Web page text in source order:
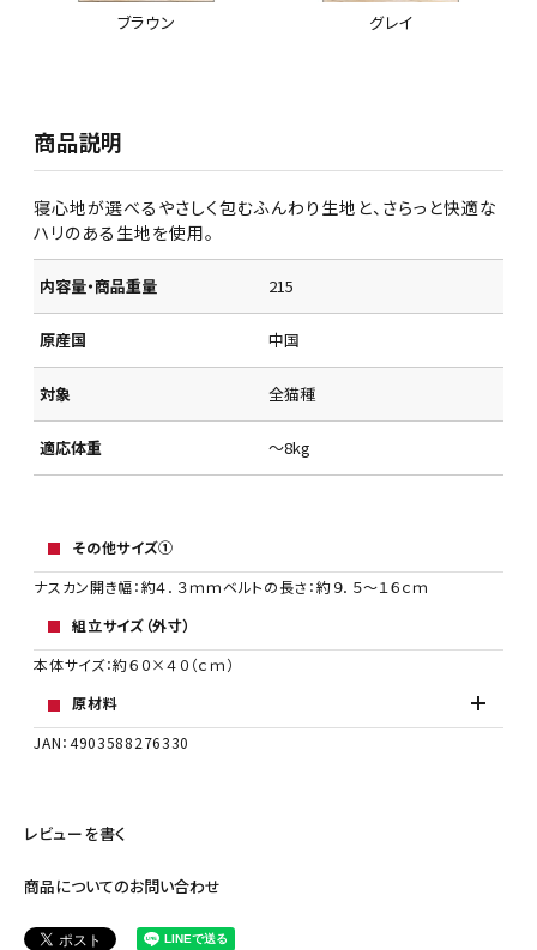
ブラウン グレイ
商品説明
寝心地が選べるやさしく包むふんわり生地と、さらっと快適な
ハリのある生地を使用。
内容量・商品重量 215
原産国 中国
対象 全猫種
適応体重 ～8kg
その他サイズ①
ナスカン開き幅：約４．３ｍｍベルトの長さ：約９．５～１６ｃｍ
組立サイズ（外寸）
本体サイズ：約６０×４０（ｃｍ）
原材料
JAN：4903588276330
レビューを書く
商品についてのお問い合わせ